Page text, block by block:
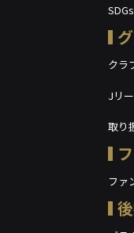
クラ
Jリ
取り
ファ